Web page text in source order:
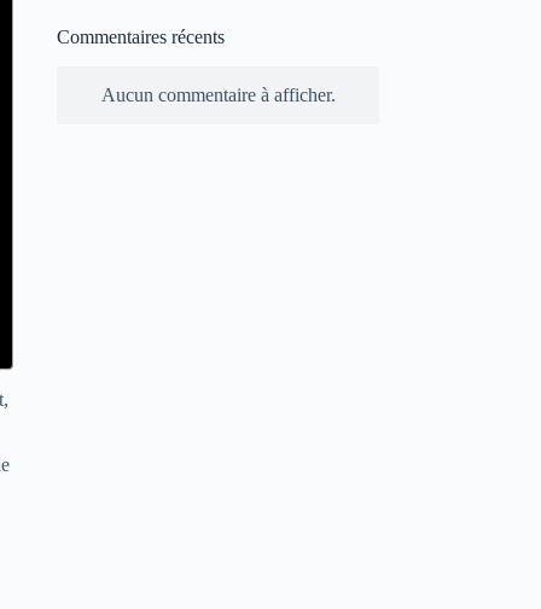
Commentaires récents
Aucun commentaire à afficher.